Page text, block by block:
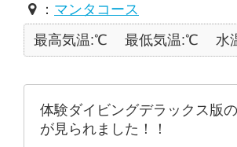
： マンタコース
最高気温:℃
最低気温:℃ 水
体験ダイビングデラックス版
が見られました！！